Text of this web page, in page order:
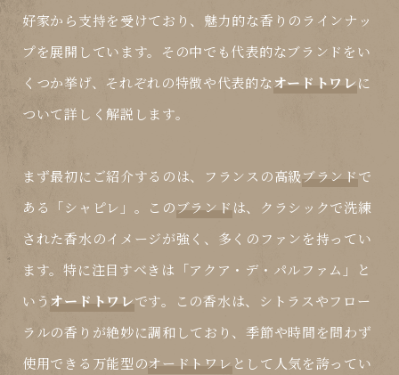
好家から支持を受けており、魅力的な香りのラインナッ
プを展開しています。その中でも代表的なブランド をい
くつか挙げ、それぞれの特徴や代表的なオードトワレに
ついて詳しく解説します。
まず最初にご紹介するのは、フランスの高級ブランドで
ある「シャピレ」。このブランド は、クラシックで洗練
された香水のイメージが強く、多くのファンを持ってい
ます。特に注目すべきは「アクア・デ・パルファム」と
いう オードトワレです。この香水は、シトラスやフロー
ラルの香りが絶妙に調和しており、季節や時間を問わず
使用できる万能型のオードトワレ として人気を誇ってい